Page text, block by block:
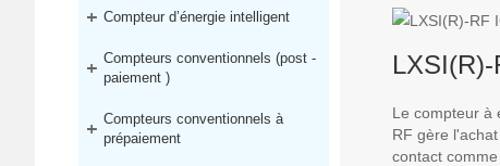
Compteur d’énergie intelligent
Compteurs conventionnels (post -
paiement )
Compteurs conventionnels à
prépaiement
Le compteur à
RF gère
contact